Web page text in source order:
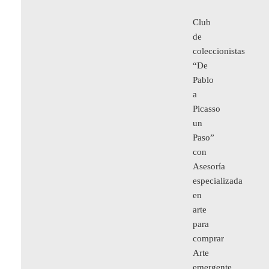
Club
de
coleccionistas
“De
Pablo
a
Picasso
un
Paso”
con
Asesoría
especializada
en
arte
para
comprar
Arte